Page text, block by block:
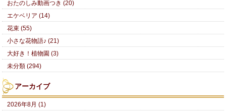
おたのしみ動画つき (20)
エケベリア (14)
花束 (55)
小さな花物語♪ (21)
大好き！植物園 (3)
未分類 (294)
アーカイブ
2026年8月 (1)